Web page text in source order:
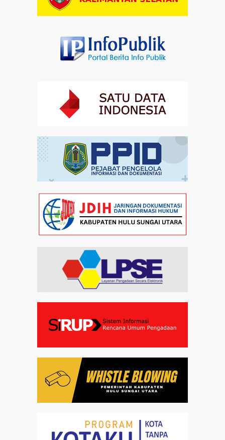
Artikel 01-08-2026 18:00
Kebangsaan di Monas
Pandang terhadap Penyandang Disabilitas